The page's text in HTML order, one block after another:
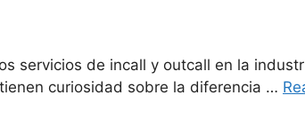
servicios de incall y outcall en la
curiosidad sobre la diferencia …